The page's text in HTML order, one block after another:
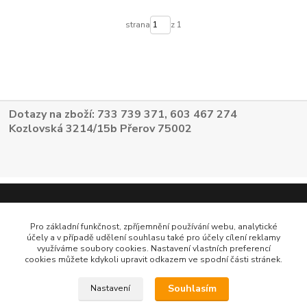
strana z 1
Dotazy na zboží: 733 739 371, 603 467 274
Kozlovská 3214/15b Přerov 75002
Pro základní funkčnost, zpříjemnění používání webu, analytické
účely a v případě udělení souhlasu také pro účely cílení reklamy
využíváme soubory cookies. Nastavení vlastních preferencí
cookies můžete kdykoli upravit odkazem ve spodní části stránek.
Nastavení Souhlasím